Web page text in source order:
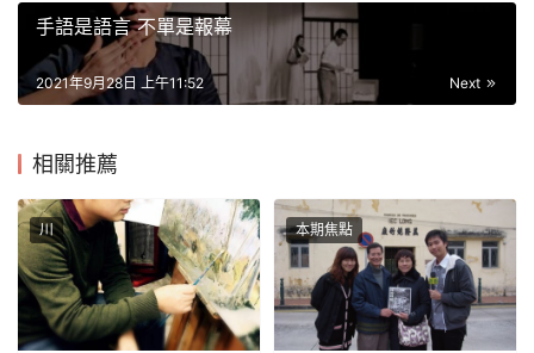
手語是語言 不單是報幕
Next
2021年9月28日 上午11:52
相關推薦
川 本期焦點